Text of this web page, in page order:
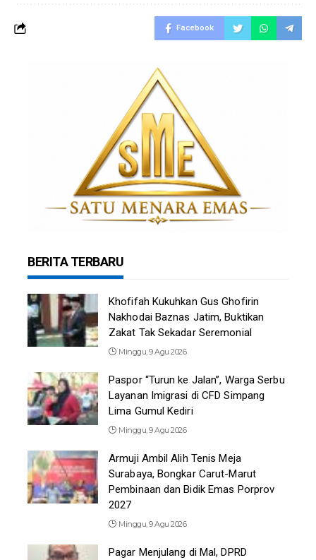
Facebook
BERITA TERBARU
Khofifah Kukuhkan Gus Ghofirin
Nakhodai Baznas Jatim, Buktikan
Zakat Tak Sekadar Seremonial
Minggu, 9 Agu 2026
Paspor “Turun ke Jalan”, Warga Serbu
Layanan Imigrasi di CFD Simpang
Lima Gumul Kediri
Minggu, 9 Agu 2026
Armuji Ambil Alih Tenis Meja
Surabaya, Bongkar Carut-Marut
Pembinaan dan Bidik Emas Porprov
2027
Minggu, 9 Agu 2026
Pagar Menjulang di Mal, DPRD